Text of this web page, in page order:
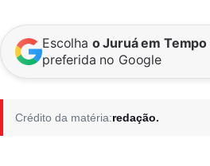
Escolha o Juruá em Tempo
preferida no Google
Crédito da matéria:redação.